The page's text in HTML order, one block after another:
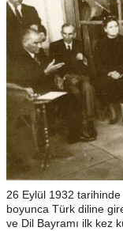
26 Eylül 1932 tarihinde
boyunca Türk diline
ve Dil Bayramı ilk kez